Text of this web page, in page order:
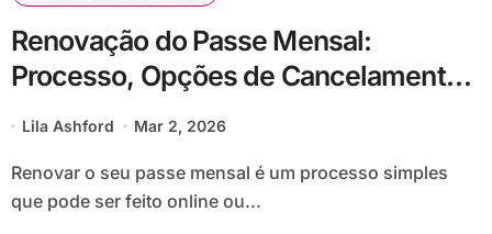
Renovação do Passe Mensal:
Processo, Opções de Cancelamento,
Termos
Lila Ashford Mar 2, 2026
Renovar o seu passe mensal é um processo simples
que pode ser feito online ou...